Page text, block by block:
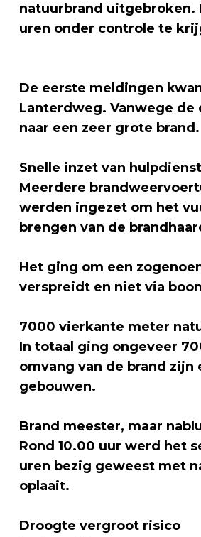
natuurbrand uitgebroken.
uren onder controle te
De eerste meldingen
Lanterdweg. Vanwege
naar een zeer grote brand.
Snelle inzet van
Meerdere
werden ingezet om het
brengen van de
Het ging om een
verspreidt en niet via
7000 vierkante meter
In totaal ging ongeveer
omvang van de brand
gebouwen.
Brand meester, maar
Rond 10.00 uur werd het
uren bezig geweest met
oplaait.
Droogte vergroot risico